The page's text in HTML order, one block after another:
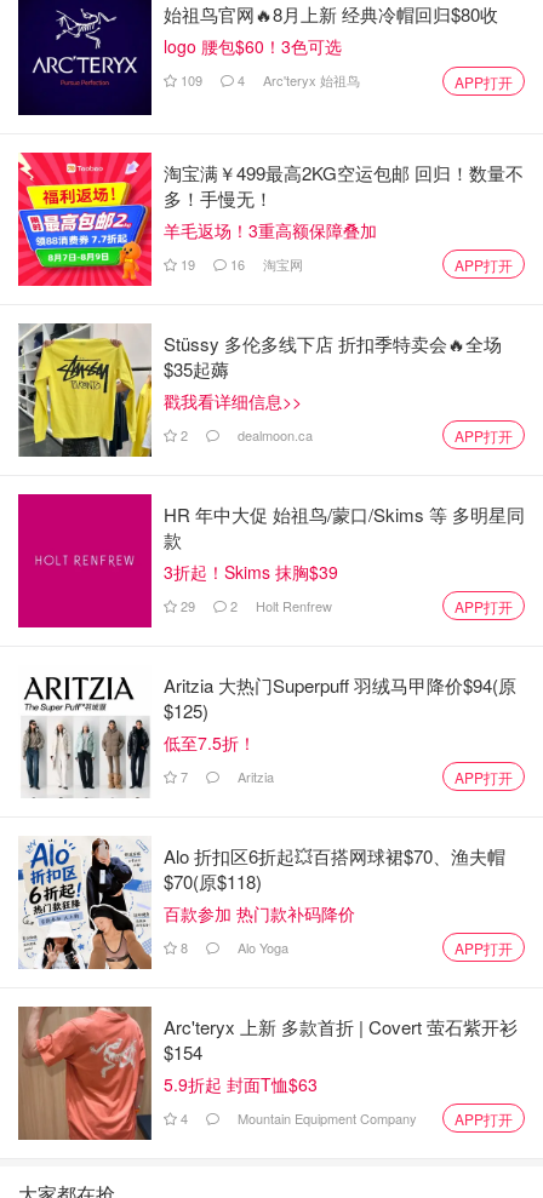
始祖鸟官网🔥8月上新 经典冷帽回归$80收
logo 腰包$60！3色可选
109 4 Arc'teryx 始祖鸟 APP打开
淘宝满￥499最高2KG空运包邮 回归！数量不
多！手慢无！
羊毛返场！3重高额保障叠加
19 16 淘宝网 APP打开
Stüssy 多伦多线下店 折扣季特卖会🔥全场
$35起薅
戳我看详细信息>>
2 dealmoon.ca APP打开
HR 年中大促 始祖鸟/蒙口/Skims 等 多明星同
款
3折起！Skims 抹胸$39
29 2 Holt Renfrew APP打开
Aritzia 大热门Superpuff 羽绒马甲降价$94(原
$125)
低至7.5折！
7 Aritzia APP打开
Alo 折扣区6折起💥百搭网球裙$70、渔夫帽
$70(原$118)
百款参加 热门款补码降价
8 Alo Yoga APP打开
Arc'teryx 上新 多款首折 | Covert 萤石紫开衫
$154
5.9折起 封面T恤$63
4 Mountain Equipment Company APP打开